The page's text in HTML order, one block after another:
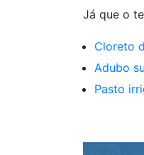
Já que o
Cloreto
Adubo
Pasto